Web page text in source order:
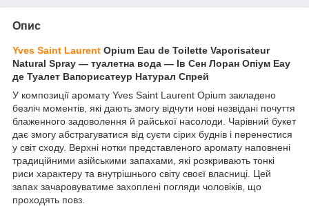
Опис
Yves Saint Laurent Opium Eau de Toilette Vaporisateur
Natural Spray — туалетна вода ― Ів Сен Лоран Опіум Еау
де Туалет Вапорисатеур Натурал Спрей
У композиції аромату Yves Saint Laurent Opium закладено
безліч моментів, які дають змогу відчути нові незвідані почуття
блаженного задоволення й райської насолоди. Чарівний букет
дає змогу абстрагуватися від суєти сірих буднів і перенестися
у світ сходу. Верхні нотки представленого аромату наповнені
традиційними азійськими запахами, які розкривають тонкі
риси характеру та внутрішнього світу своєї власниці. Цей
запах зачаровуватиме захоплені погляди чоловіків, що
проходять повз.